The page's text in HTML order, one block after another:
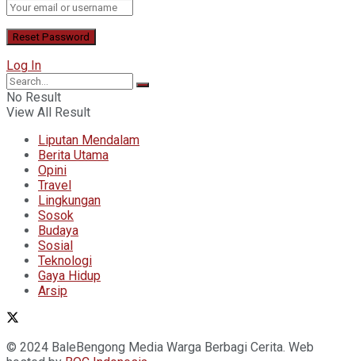
Log In
No Result
View All Result
Liputan Mendalam
Berita Utama
Opini
Travel
Lingkungan
Sosok
Budaya
Sosial
Teknologi
Gaya Hidup
Arsip
© 2024 BaleBengong Media Warga Berbagi Cerita. Web